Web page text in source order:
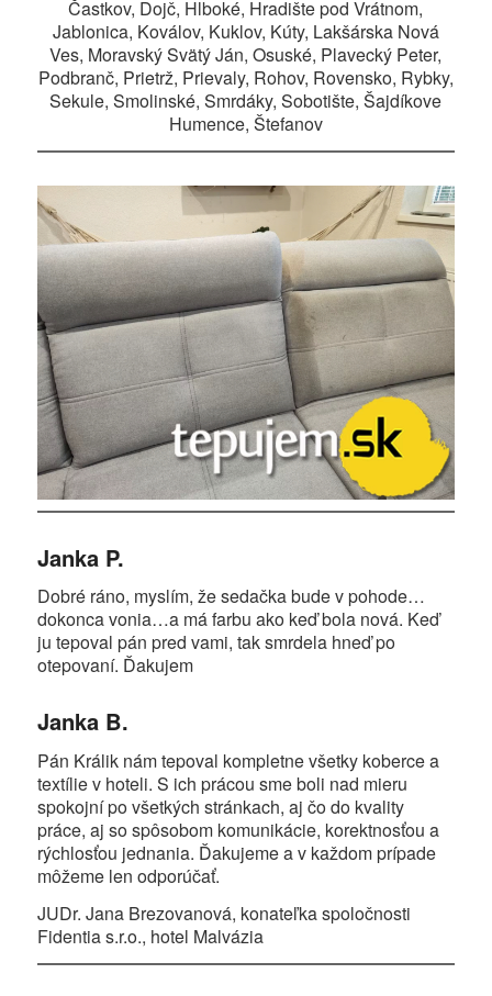
Častkov, Dojč, Hlboké, Hradište pod Vrátnom,
Jablonica, Koválov, Kuklov, Kúty, Lakšárska Nová
Ves, Moravský Svätý Ján, Osuské, Plavecký Peter,
Podbranč, Prietrž, Prievaly, Rohov, Rovensko, Rybky,
Sekule, Smolinské, Smrdáky, Sobotište, Šajdíkove
Humence, Štefanov
Janka P.
Dobré ráno, myslím, že sedačka bude v pohode…
dokonca vonia…a má farbu ako keď bola nová. Keď
ju tepoval pán pred vami, tak smrdela hneď po
otepovaní. Ďakujem
Janka B.
Pán Králik nám tepoval kompletne všetky koberce a
textílie v hoteli. S ich prácou sme boli nad mieru
spokojní po všetkých stránkach, aj čo do kvality
práce, aj so spôsobom komunikácie, korektnosťou a
rýchlosťou jednania. Ďakujeme a v každom prípade
môžeme len odporúčať.
JUDr. Jana Brezovanová, konateľka spoločnosti
Fidentia s.r.o., hotel Malvázia